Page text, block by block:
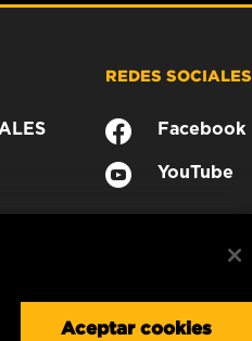
REDES SOCIALES
Facebook
YouTube
Aceptar cookies